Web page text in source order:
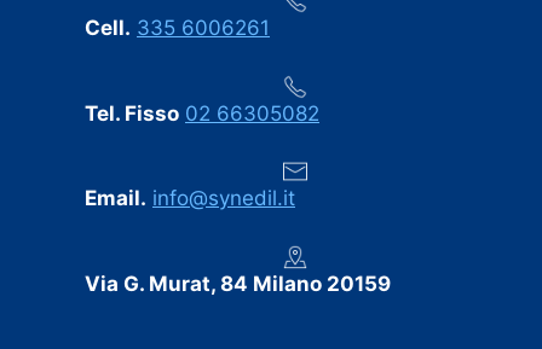
Cell. 335 6006261
Tel. Fisso 02 66305082
Email. info@synedil.it
Via G. Murat, 84 Milano 20159